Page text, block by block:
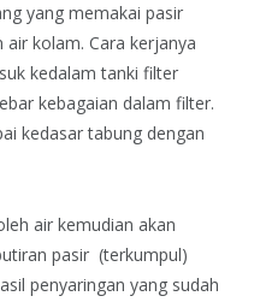
yang memakai pasir
kolam. Cara kerjanya
kedalam tanki filter
kebagaian dalam filter.
kedasar tabung dengan
air kemudian akan
pasir (terkumpul)
penyaringan yang sudah